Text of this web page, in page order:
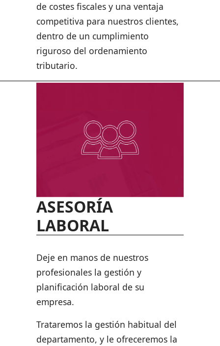
de costes fiscales y una ventaja
competitiva para nuestros clientes,
dentro de un cumplimiento
riguroso del ordenamiento
tributario.
ASESORÍA
LABORAL
Deje en manos de nuestros
profesionales la gestión y
planificación laboral de su
empresa.
Trataremos la gestión habitual del
departamento, y le ofreceremos la